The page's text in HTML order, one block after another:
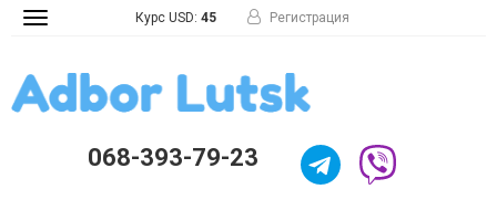
Toggle
Курс USD: 45 Регистрация
068-393-79-23